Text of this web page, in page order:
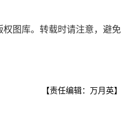
权图库。转载时请注意，避免
【责任编辑：万月英】